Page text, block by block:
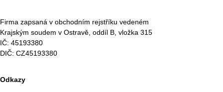
Firma zapsaná v obchodním rejstříku vedeném
Krajským soudem v Ostravě, oddíl B, vložka 315
IČ: 45193380
DIČ: CZ45193380
Odkazy